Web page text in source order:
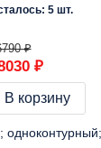
5 шт.
₽
₽
В корзину
одноконтурный